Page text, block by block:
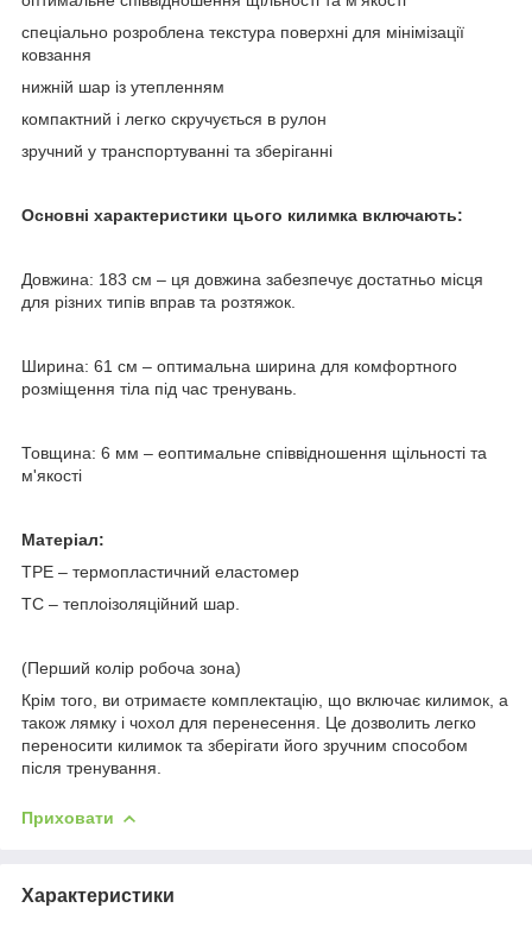
спеціально розроблена текстура поверхні для мінімізації
ковзання
нижній шар із утепленням
компактний і легко скручується в рулон
зручний у транспортуванні та зберіганні
Основні характеристики цього килимка включають:
Довжина: 183 см – ця довжина забезпечує достатньо місця
для різних типів вправ та розтяжок.
Ширина: 61 см – оптимальна ширина для комфортного
розміщення тіла під час тренувань.
Товщина: 6 мм – еоптимальне співвідношення щільності та
м'якості
Матеріал:
TPE – термопластичний еластомер
TC – теплоізоляційний шар.
(Перший колір робоча зона)
Крім того, ви отримаєте комплектацію, що включає килимок, а
також лямку і чохол для перенесення. Це дозволить легко
переносити килимок та зберігати його зручним способом
після тренування.
Приховати
Характеристики